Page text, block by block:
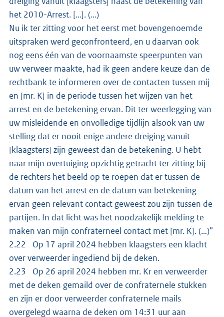
het 2010-Arrest. […]. (…)
Nu ik ter zitting voor het eerst met bovengenoemde
uitspraken werd geconfronteerd, en u daarvan ook
nog eens één van de voornaamste speerpunten van
uw verweer maakte, had ik geen andere keuze dan de
rechtbank te informeren over de contacten tussen mij
en [mr. K] in de periode tussen het wijzen van het
arrest en de betekening ervan. Dit ter weerlegging van
uw misleidende en onvolledige tijdlijn alsook van uw
stelling dat er nooit enige andere dreiging vanuit
[klaagsters] zijn geweest dan de betekening. U hebt
naar mijn overtuiging opzichtig getracht ter zitting bij
de rechters het beeld op te roepen dat er tussen de
datum van het arrest en de datum van betekening
ervan geen relevant contact geweest zou zijn tussen de
partijen. In dat licht was het noodzakelijk melding te
maken van mijn confraterneel contact met [mr. K]. (…)”
2.22 Op 17 april 2024 hebben klaagsters een klacht
over verweerder ingediend bij de deken.
2.23 Op 26 april 2024 hebben mr. Kr en verweerder
met de deken gemaild over de confraternele stukken
en zijn er door verweerder confraternele mails
overgelegd waarna de deken om 14:31 uur aan